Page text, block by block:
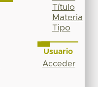
Título
Materia
Tipo
Usuario
Acceder